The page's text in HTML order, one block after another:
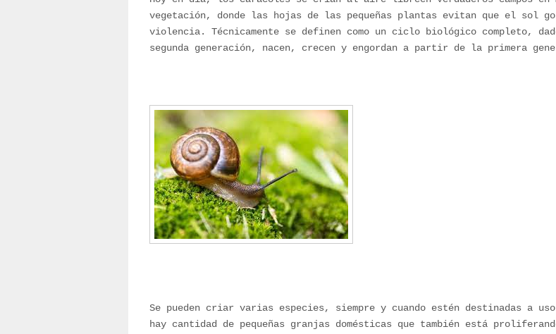
vegetación, donde las hojas de las pequeñas plantas evitan que el sol
violencia. Técnicamente se definen como un ciclo biológico completo,
segunda generación, nacen, crecen y engordan a partir de la primera
Se pueden criar varias especies, siempre y cuando estén destinadas a
hay cantidad de pequeñas granjas domésticas que también está